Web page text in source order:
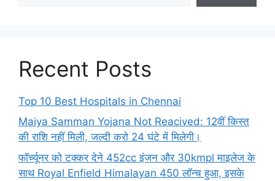
Recent Posts
Top 10 Best Hospitals in Chennai
Maiya Samman Yojana Not Reacived: 12वीं किस्त
की राशि नहीं मिली, जल्दी करो 24 घंटे में मिलेगी।
फॉर्च्यूनर को टक्कर देने 452cc इंजन और 30kmpl माइलेज के
साथ Royal Enfield Himalayan 450 लॉन्च हुआ, इसके